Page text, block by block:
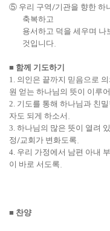
⑤ 우리 구역 /기관을 향한 하
축복하고
용서하고 덕을 세우며 나
것입니다
■ 함께 기도하기
1. 의인은 끝까지 믿음으로
원 얻는 하나님의 뜻이 이루
2. 기도를 통해 하나님과 친
자도 되게 하소서
3. 하나님의 많은 뜻이 열려
정 /교회가 변화도록
4. 우리 가정에서 남편 아내
이 바로 서도록
■ 찬양